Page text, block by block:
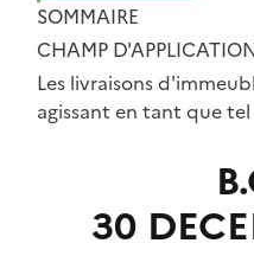
SOMMAIRE
INTRODUCTION
CHAPITRE 1 :
CHAMP
Section 1 :
Les livraisons
agissant en tant que tel
30